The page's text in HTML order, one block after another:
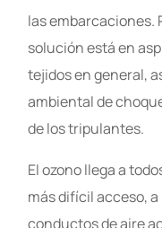
las embarcaciones.
solución está en
tejidos en general,
ambiental de
de los tripulantes.
El ozono llega a
más difícil acceso,
conductos de aire